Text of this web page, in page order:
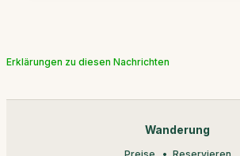
Erklärungen zu diesen Nachrichten
Wanderung